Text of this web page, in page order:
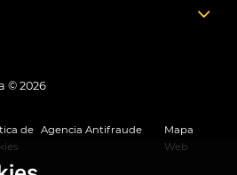
© 2026
de Agencia Antifraude
Mapa
Web